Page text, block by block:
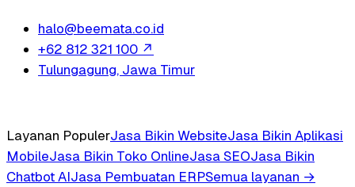
halo@beemata.co.id
+62 812 321 100 ↗
Tulungagung, Jawa Timur
Layanan PopulerJasa Bikin WebsiteJasa Bikin Aplikasi
MobileJasa Bikin Toko OnlineJasa SEOJasa Bikin
Chatbot AIJasa Pembuatan ERPSemua layanan →